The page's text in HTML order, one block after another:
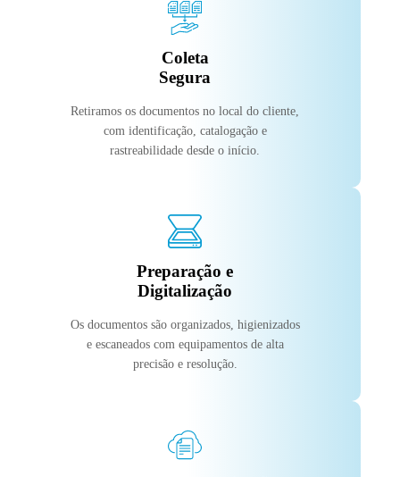
Coleta
Segura
Retiramos os documentos no local do cliente,
com identificação, catalogação e
rastreabilidade desde o início.
Preparação e
Digitalização
Os documentos são organizados, higienizados
e escaneados com equipamentos de alta
precisão e resolução.